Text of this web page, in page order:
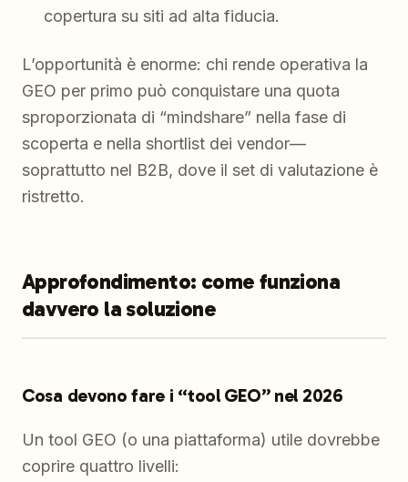
copertura su siti ad alta fiducia.
L’opportunità è enorme: chi rende operativa la
GEO per primo può conquistare una quota
sproporzionata di “mindshare” nella fase di
scoperta e nella shortlist dei vendor—
soprattutto nel B2B, dove il set di valutazione è
ristretto.
Approfondimento: come funziona
davvero la soluzione
Cosa devono fare i “tool GEO” nel 2026
Un tool GEO (o una piattaforma) utile dovrebbe
coprire quattro livelli: